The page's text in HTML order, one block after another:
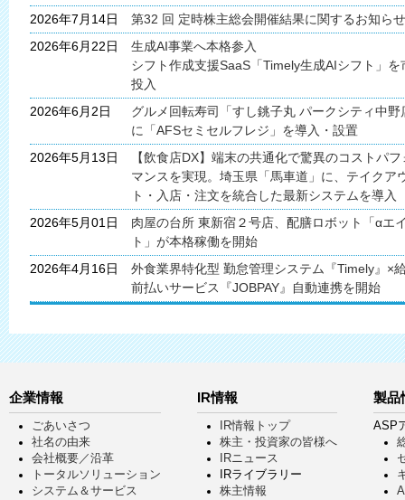
2026年7月14日
第32 回 定時株主総会開催結果に関するお知らせ
2026年6月22日
生成AI事業へ本格参入
シフト作成支援SaaS「Timely生成AIシフト」を
投入
2026年6月2日
グルメ回転寿司「すし銚子丸 パークシティ中野
に「AFSセミセルフレジ」を導入・設置
2026年5月13日
【飲食店DX】端末の共通化で驚異のコストパフ
マンスを実現。埼⽟県「⾺⾞道」に、テイクア
ト・⼊店・注⽂を統合した最新システムを導⼊
2026年5月01日
肉屋の台所 東新宿２号店、配膳ロボット「αエ
ト」が本格稼働を開始
2026年4月16日
外食業界特化型 勤怠管理システム『Timely』×
前払いサービス『JOBPAY』自動連携を開始
企業情報
ごあいさつ
社名の由来
会社概要／沿革
トータルソリューション
システム＆サービス
IR情報
IR情報トップ
株主・投資家の皆様へ
IRニュース
IRライブラリー
株主情報
製品
ASP